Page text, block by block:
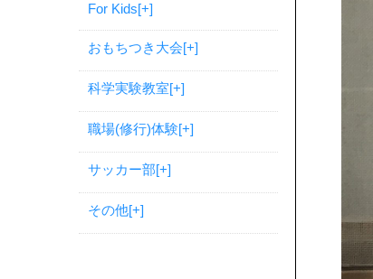
For Kids[+]
おもちつき大会[+]
科学実験教室[+]
職場(修行)体験[+]
サッカー部[+]
その他[+]